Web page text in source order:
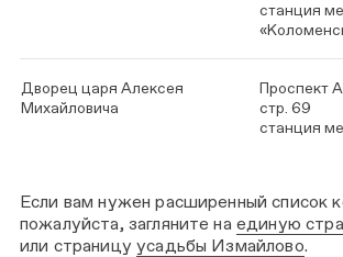
станция
Дворец царя Алексея
Михайловича
Проспект
стр. 69
станция
Если вам нужен расширенный список
пожалуйста, загляните на единую
или страницуусадьбы Измайлово.